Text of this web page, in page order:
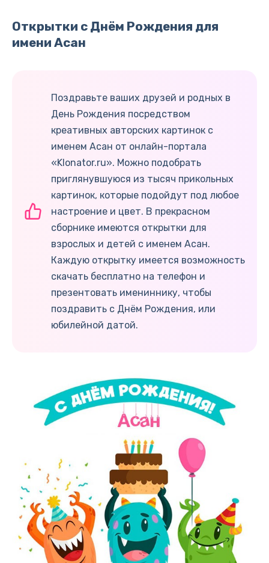
Открытки с Днём Рождения для
имени Асан
Поздравьте ваших друзей и родных в
День Рождения посредством
креативных авторских картинок с
именем Асан от онлайн-портала
«Klonator.ru». Можно подобрать
приглянувшуюся из тысяч прикольных
картинок, которые подойдут под любое
настроение и цвет. В прекрасном
сборнике имеются открытки для
взрослых и детей с именем Асан.
Каждую открытку имеется возможность
скачать бесплатно на телефон и
презентовать имениннику, чтобы
поздравить с Днём Рождения, или
юбилейной датой.